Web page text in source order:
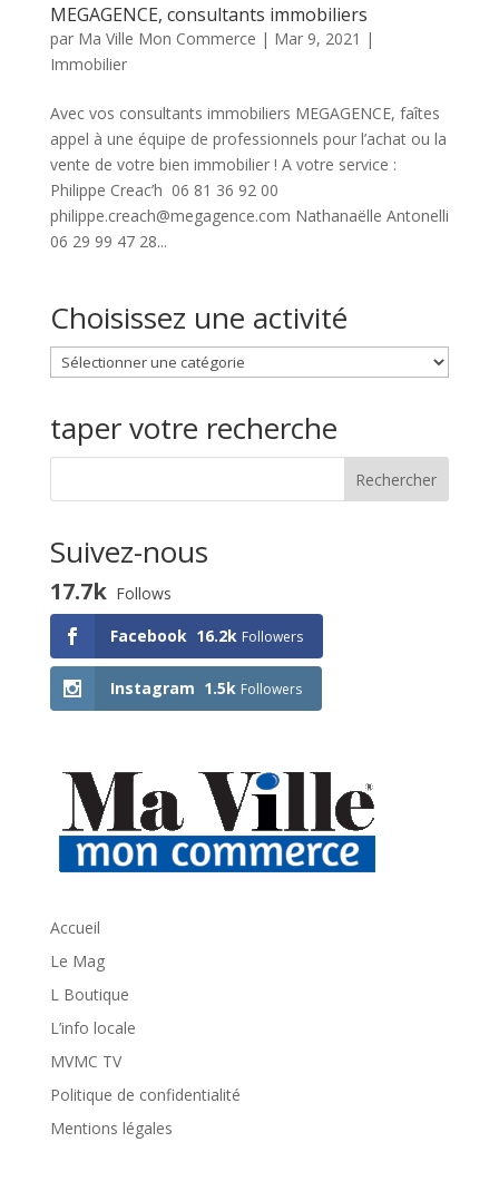
MEGAGENCE, consultants immobiliers
par Ma Ville Mon Commerce | Mar 9, 2021 |
Immobilier
Avec vos consultants immobiliers MEGAGENCE, faîtes
appel à une équipe de professionnels pour l’achat ou la
vente de votre bien immobilier ! A votre service :
Philippe Creac’h 06 81 36 92 00
philippe.creach@megagence.com Nathanaëlle Antonelli
06 29 99 47 28...
Choisissez une activité
Choisissez
une
taper votre recherche
Suivez-nous
17.7k Follows
Facebook 16.2k Followers
Instagram 1.5k Followers
Accueil
Le Mag
L Boutique
L’info locale
MVMC TV
Politique de confidentialité
Mentions légales